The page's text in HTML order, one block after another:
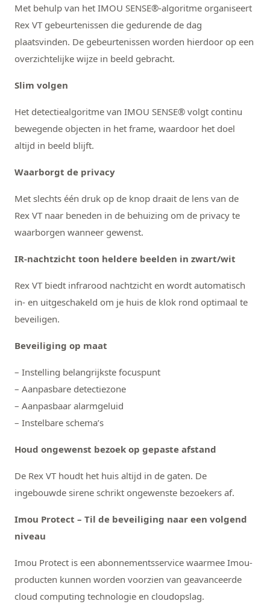
Met behulp van het IMOU SENSE®-algoritme organiseert
Rex VT gebeurtenissen die gedurende de dag
plaatsvinden. De gebeurtenissen worden hierdoor op een
overzichtelijke wijze in beeld gebracht.
Slim volgen
Het detectiealgoritme van IMOU SENSE® volgt continu
bewegende objecten in het frame, waardoor het doel
altijd in beeld blijft.
Waarborgt de privacy
Met slechts één druk op de knop draait de lens van de
Rex VT naar beneden in de behuizing om de privacy te
waarborgen wanneer gewenst.
IR-nachtzicht toon heldere beelden in zwart/wit
Rex VT biedt infrarood nachtzicht en wordt automatisch
in- en uitgeschakeld om je huis de klok rond optimaal te
beveiligen.
Beveiliging op maat
– Instelling belangrijkste focuspunt
– Aanpasbare detectiezone
– Aanpasbaar alarmgeluid
– Instelbare schema’s
Houd ongewenst bezoek op gepaste afstand
De Rex VT houdt het huis altijd in de gaten. De
ingebouwde sirene schrikt ongewenste bezoekers af.
Imou Protect – Til de beveiliging naar een volgend
niveau
Imou Protect is een abonnementsservice waarmee Imou-
producten kunnen worden voorzien van geavanceerde
cloud computing technologie en cloudopslag.